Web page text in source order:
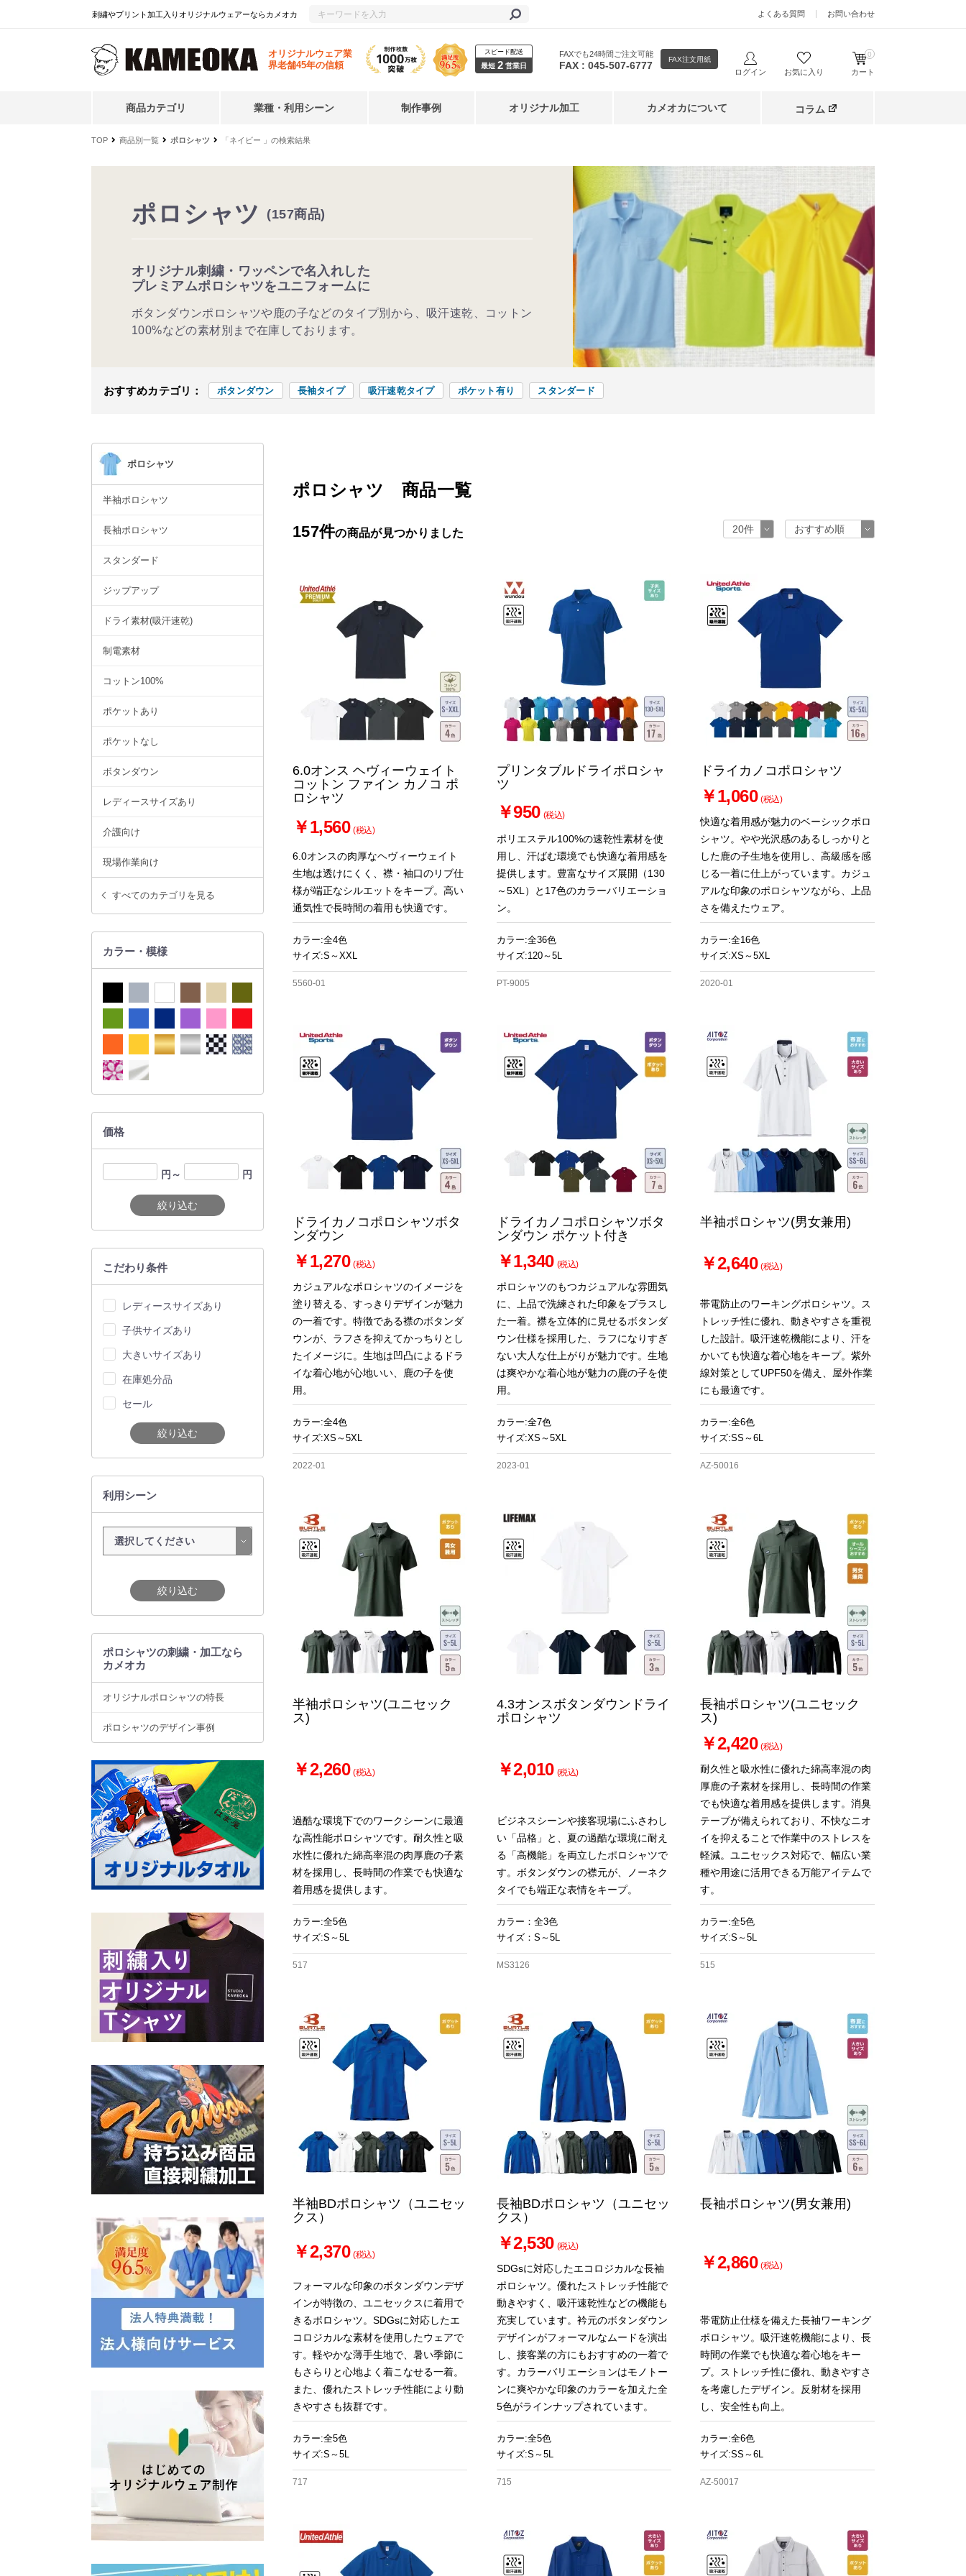
刺繍やプリント加工入りオリジナルウェアーならカメオカ よくある質問 お問い合わせ
オリジナルウェア業
界老舗45年の信頼
スピード配送
最短 2 営業日
FAXでも24時間ご注文可能
FAX : 045-507-6777 FAX注文用紙
ログイン お気に入り カート
0
商品カテゴリ 業種・利用シーン 制作事例 オリジナル加工 カメオカについて コラム
TOP 商品別一覧 ポロシャツ 「ネイビー 」の検索結果
ポロシャツ (157商品)
オリジナル刺繍・ワッペンで名入れした
プレミアムポロシャツをユニフォームに
ボタンダウンポロシャツや鹿の子などのタイプ別から、吸汗速乾、コットン
100%などの素材別まで在庫しております。
おすすめカテゴリ： ボタンダウン 長袖タイプ 吸汗速乾タイプ ポケット有り スタンダード
ポロシャツ
半袖ポロシャツ
長袖ポロシャツ
スタンダード
ジップアップ
ドライ素材(吸汗速乾)
制電素材
コットン100%
ポケットあり
ポケットなし
ボタンダウン
レディースサイズあり
介護向け
現場作業向け
すべてのカテゴリを見る
カラー・模様
価格
円～ 円
絞り込む
こだわり条件
レディースサイズあり
子供サイズあり
大きいサイズあり
在庫処分品
セール
絞り込む
利用シーン
絞り込む
ポロシャツの刺繍・加工なら
カメオカ
オリジナルポロシャツの特長
ポロシャツのデザイン事例
ポロシャツ 商品一覧
157件の商品が見つかりました
6.0オンス ヘヴィーウェイト
コットン ファイン カノコ ポ
ロシャツ
￥1,560 (税込)
6.0オンスの肉厚なヘヴィーウェイト
生地は透けにくく、襟・袖口のリブ仕
様が端正なシルエットをキープ。高い
通気性で長時間の着用も快適です。
カラー:全4色
サイズ:S～XXL
5560-01
プリンタブルドライポロシャ
ツ
￥950 (税込)
ポリエステル100%の速乾性素材を使
用し、汗ばむ環境でも快適な着用感を
提供します。豊富なサイズ展開（130
～5XL）と17色のカラーバリエーショ
ン。
カラー:全36色
サイズ:120～5L
PT-9005
ドライカノコポロシャツ
￥1,060 (税込)
快適な着用感が魅力のベーシックポロ
シャツ。やや光沢感のあるしっかりと
した鹿の子生地を使用し、高級感を感
じる一着に仕上がっています。カジュ
アルな印象のポロシャツながら、上品
さを備えたウェア。
カラー:全16色
サイズ:XS～5XL
2020-01
ドライカノコポロシャツボタ
ンダウン
￥1,270 (税込)
カジュアルなポロシャツのイメージを
塗り替える、すっきりデザインが魅力
の一着です。特徴である襟のボタンダ
ウンが、ラフさを抑えてかっちりとし
たイメージに。生地は凹凸によるドラ
イな着心地が心地いい、鹿の子を使
用。
カラー:全4色
サイズ:XS～5XL
2022-01
ドライカノコポロシャツボタ
ンダウン ポケット付き
￥1,340 (税込)
ポロシャツのもつカジュアルな雰囲気
に、上品で洗練された印象をプラスし
た一着。襟を立体的に見せるボタンダ
ウン仕様を採用した、ラフになりすぎ
ない大人な仕上がりが魅力です。生地
は爽やかな着心地が魅力の鹿の子を使
用。
カラー:全7色
サイズ:XS～5XL
2023-01
半袖ポロシャツ(男女兼用)
￥2,640 (税込)
帯電防止のワーキングポロシャツ。ス
トレッチ性に優れ、動きやすさを重視
した設計。吸汗速乾機能により、汗を
かいても快適な着心地をキープ。紫外
線対策としてUPF50を備え、屋外作業
にも最適です。
カラー:全6色
サイズ:SS～6L
AZ-50016
半袖ポロシャツ(ユニセック
ス)
￥2,260 (税込)
過酷な環境下でのワークシーンに最適
な高性能ポロシャツです。耐久性と吸
水性に優れた綿高率混の肉厚鹿の子素
材を採用し、長時間の作業でも快適な
着用感を提供します。
カラー:全5色
サイズ:S～5L
517
4.3オンスボタンダウンドライ
ポロシャツ
￥2,010 (税込)
ビジネスシーンや接客現場にふさわし
い「品格」と、夏の過酷な環境に耐え
る「高機能」を両立したポロシャツで
す。ボタンダウンの襟元が、ノーネク
タイでも端正な表情をキープ。
カラー：全3色
サイズ：S～5L
MS3126
長袖ポロシャツ(ユニセック
ス)
￥2,420 (税込)
耐久性と吸水性に優れた綿高率混の肉
厚鹿の子素材を採用し、長時間の作業
でも快適な着用感を提供します。消臭
テープが備えられており、不快なニオ
イを抑えることで作業中のストレスを
軽減。ユニセックス対応で、幅広い業
種や用途に活用できる万能アイテムで
す。
カラー:全5色
サイズ:S～5L
515
半袖BDポロシャツ（ユニセッ
クス）
￥2,370 (税込)
フォーマルな印象のボタンダウンデザ
インが特徴の、ユニセックスに着用で
きるポロシャツ。SDGsに対応したエ
コロジカルな素材を使用したウェアで
す。軽やかな薄手生地で、暑い季節に
もさらりと心地よく着こなせる一着。
また、優れたストレッチ性能により動
きやすさも抜群です。
カラー:全5色
サイズ:S～5L
717
長袖BDポロシャツ（ユニセッ
クス）
￥2,530 (税込)
SDGsに対応したエコロジカルな長袖
ポロシャツ。優れたストレッチ性能で
動きやすく、吸汗速乾性などの機能も
充実しています。衿元のボタンダウン
デザインがフォーマルなムードを演出
し、接客業の方にもおすすめの一着で
す。カラーバリエーションはモノトー
ンに爽やかな印象のカラーを加えた全
5色がラインナップされています。
カラー:全5色
サイズ:S～5L
715
長袖ポロシャツ(男女兼用)
￥2,860 (税込)
帯電防止仕様を備えた長袖ワーキング
ポロシャツ。吸汗速乾機能により、長
時間の作業でも快適な着心地をキー
プ。ストレッチ性に優れ、動きやすさ
を考慮したデザイン。反射材を採用
し、安全性も向上。
カラー:全6色
サイズ:SS～6L
AZ-50017
お買い物を続ける